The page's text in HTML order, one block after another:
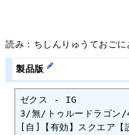
読み：ちしんりゅうておごに
製品版
ゼクス - IG
3/無/トゥルードラゴン/
[自]【有効】スクエア【